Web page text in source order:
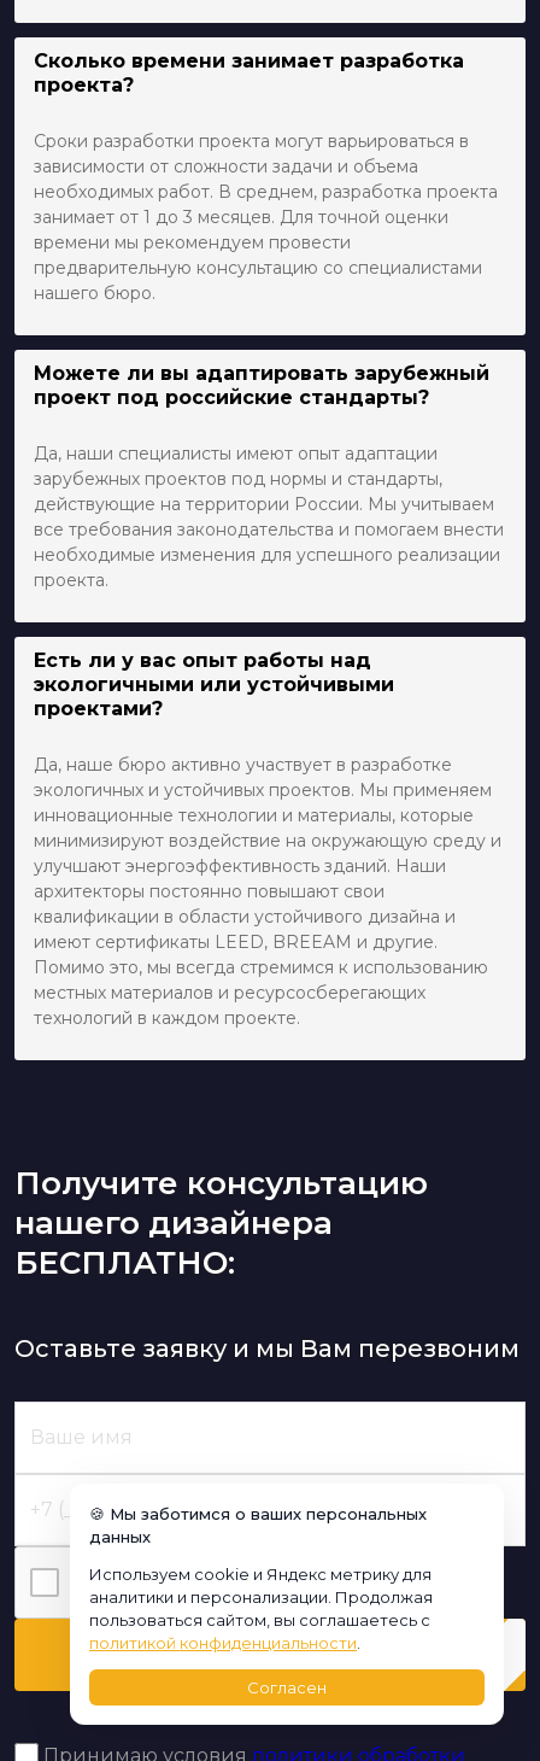
Сколько времени занимает разработка
проекта?
Сроки разработки проекта могут варьироваться в
зависимости от сложности задачи и объема
необходимых работ. В среднем, разработка проекта
занимает от 1 до 3 месяцев. Для точной оценки
времени мы рекомендуем провести
предварительную консультацию со специалистами
нашего бюро.
Можете ли вы адаптировать зарубежный
проект под российские стандарты?
Да, наши специалисты имеют опыт адаптации
зарубежных проектов под нормы и стандарты,
действующие на территории России. Мы учитываем
все требования законодательства и помогаем внести
необходимые изменения для успешного реализации
проекта.
Есть ли у вас опыт работы над
экологичными или устойчивыми
проектами?
Да, наше бюро активно участвует в разработке
экологичных и устойчивых проектов. Мы применяем
инновационные технологии и материалы, которые
минимизируют воздействие на окружающую среду и
улучшают энергоэффективность зданий. Наши
архитекторы постоянно повышают свои
квалификации в области устойчивого дизайна и
имеют сертификаты LEED, BREEAM и другие.
Помимо это, мы всегда стремимся к использованию
местных материалов и ресурсосберегающих
технологий в каждом проекте.
Получите консультацию
нашего дизайнера
БЕСПЛАТНО:
Оставьте заявку и мы Вам перезвоним
Я нe poбoт
Перезвоните мне
Принимаю условия политики обработки
🍪 Мы заботимся о ваших персональных
данных
Используем cookie и Яндекс метрику для
аналитики и персонализации. Продолжая
пользоваться сайтом, вы соглашаетесь с
политикой конфиденциальности
Согласен